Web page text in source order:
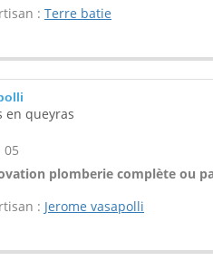
: Terre batie
en queyras
05
plomberie complète ou
: Jerome vasapolli